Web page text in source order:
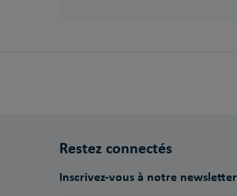
Restez connectés
Inscrivez-vous à notre